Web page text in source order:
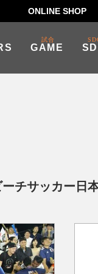
ONLINE SHOP
GAME
試合
ーチサッカー日